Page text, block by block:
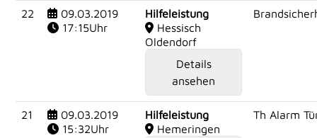
22
09.03.2019
17:15Uhr
Hilfeleistung
Hessisch
Oldendorf
Details
ansehen
21
09.03.2019
15:32Uhr
Hilfeleistung
Hemeringen
Th Alarm